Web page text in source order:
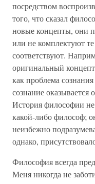
посредством
того, что сказал
новые концепты, они
или не комплектуют
соответствуют.
оригинальный
как проблема
сознание
История философии не
какой-либо философ;
неизбежно
однако,
Философия всегда
Меня никогда не